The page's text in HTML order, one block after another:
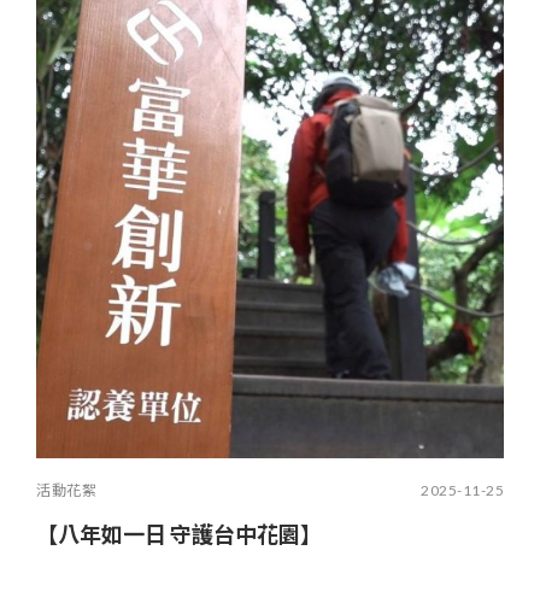
活動花絮 2025-11-25
【八年如一日 守護台中花園】